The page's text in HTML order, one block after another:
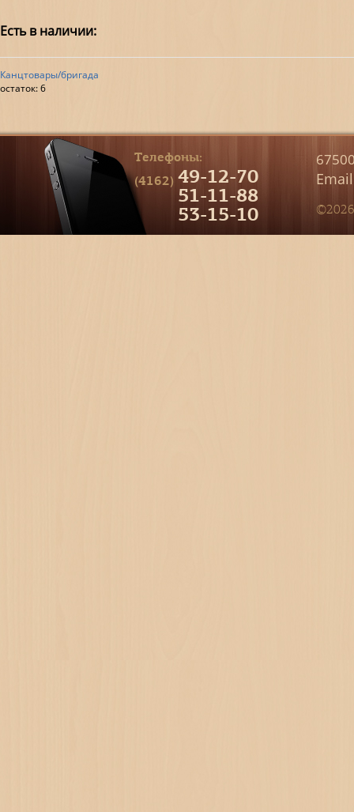
Есть в наличии:
Канцтовары/бригада
остаток:6
Телефоны:
(4162) 49-12-70
51-11-88
53-15-10